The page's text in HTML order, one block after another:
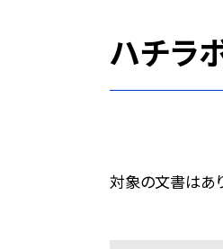
ハチラ
対象の文書はあ